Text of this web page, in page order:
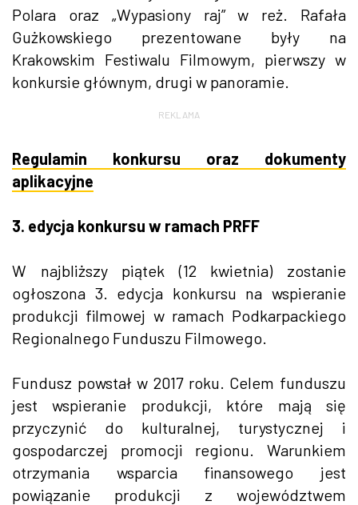
Polara oraz „Wypasiony raj” w reż. Rafała
Gużkowskiego prezentowane były na
Krakowskim Festiwalu Filmowym, pierwszy w
konkursie głównym, drugi w panoramie.
REKLAMA
Regulamin konkursu oraz dokumenty
aplikacyjne
3. edycja konkursu w ramach PRFF
W najbliższy piątek (12 kwietnia) zostanie
ogłoszona 3. edycja konkursu na wspieranie
produkcji filmowej w ramach Podkarpackiego
Regionalnego Funduszu Filmowego.
Fundusz powstał w 2017 roku. Celem funduszu
jest wspieranie produkcji, które mają się
przyczynić do kulturalnej, turystycznej i
gospodarczej promocji regionu. Warunkiem
otrzymania wsparcia finansowego jest
powiązanie produkcji z województwem